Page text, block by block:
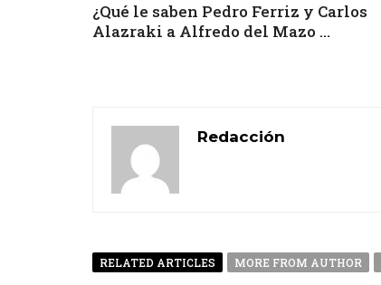
¿Qué le saben Pedro Ferriz y Carlos
Alazraki a Alfredo del Mazo ...
Redacción
RELATED ARTICLES MORE FROM AUTHOR